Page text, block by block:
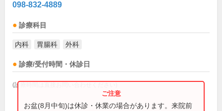
098-832-4889
診療科目
内科 胃腸科 外科
診療/受付時間・休診日
(診療時間は直接お問い合わせください)
お盆(8月中旬)は休診・休業の場合があります。来院前